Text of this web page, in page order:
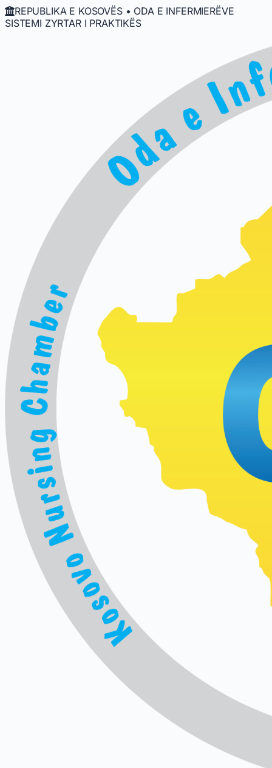
REPUBLIKA E KOSOVËS • ODA E INFERMIERËVE
SISTEMI ZYRTAR I PRAKTIKËS